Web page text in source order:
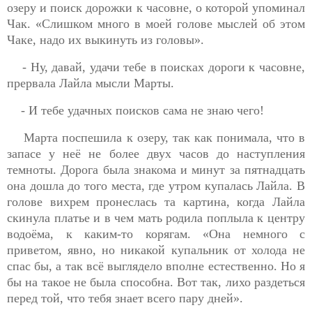
озеру и поиск дорожки к часовне, о которой упоминал
Чак. «Слишком много в моей голове мыслей об этом
Чаке, надо их выкинуть из головы».
- Ну, давай, удачи тебе в поисках дороги к часовне,
прервала Лайла мысли Марты.
- И тебе удачных поисков сама не знаю чего!
Марта поспешила к озеру, так как понимала, что в
запасе у неё не более двух часов до наступления
темноты. Дорога была знакома и минут за пятнадцать
она дошла до того места, где утром купалась Лайла. В
голове вихрем пронеслась та картина, когда Лайла
скинула платье и в чем мать родила поплыла к центру
водоёма, к каким-то корягам. «Она немного с
приветом, явно, но никакой купальник от холода не
спас бы, а так всё выглядело вполне естественно. Но я
бы на такое не была способна. Вот так, лихо раздеться
перед той, что тебя знает всего пару дней».